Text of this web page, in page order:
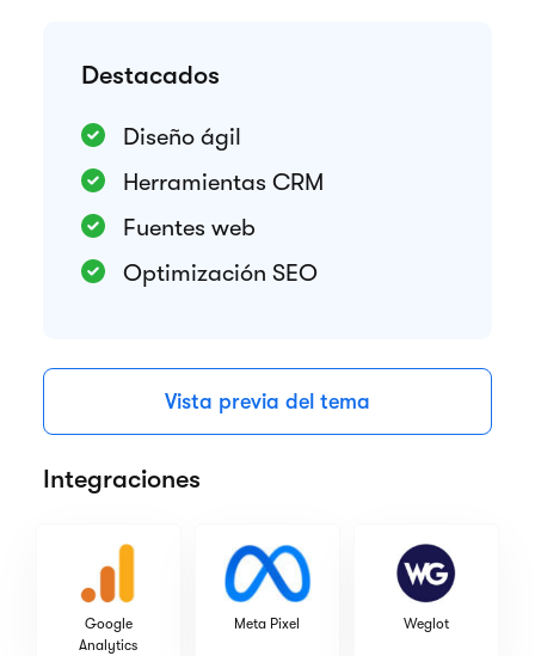
Destacados
Diseño ágil
Herramientas CRM
Fuentes web
Optimización SEO
Vista previa del tema
Integraciones
Google
Analytics
Meta Pixel Weglot